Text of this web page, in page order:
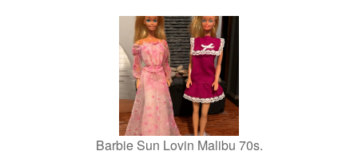
Barbie Sun Lovin Malibu 70s.